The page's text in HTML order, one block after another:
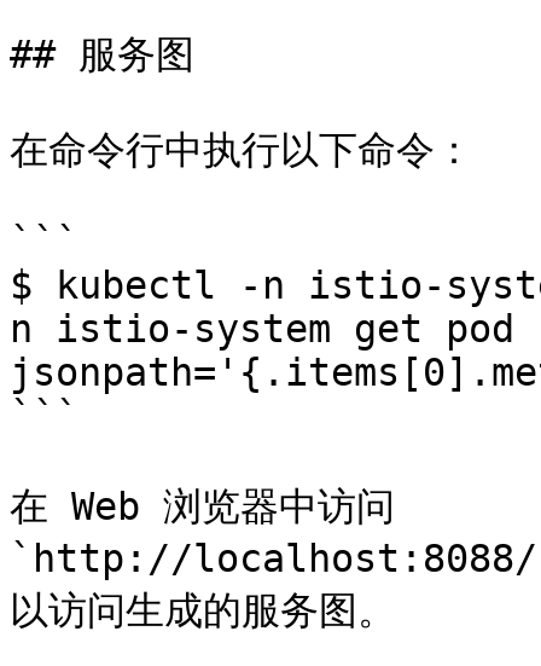
## 服务图
在命令行中执行以下命令：
```
$ kubectl -n istio-
n istio-system get pod
```
在 Web 浏览器中访问
`http://localhost:8088/